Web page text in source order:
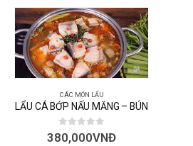
CÁC MÓN LẨU
LẨU CÁ BỚP NẤU MĂNG – BÚN
0out of 5
380,000VNĐ